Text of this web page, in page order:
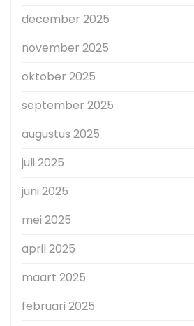
december 2025
november 2025
oktober 2025
september 2025
augustus 2025
juli 2025
juni 2025
mei 2025
april 2025
maart 2025
februari 2025